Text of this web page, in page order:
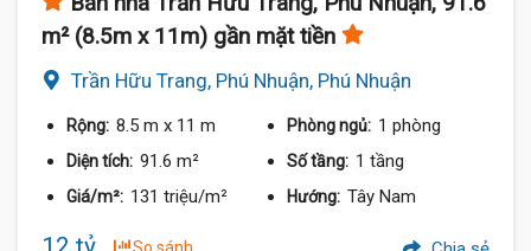
m² (8.5m x 11m) gần mặt tiền
Trần Hữu Trang, Phú Nhuận, Phú Nhuận
Rộng: 8.5 m x 11 m Phòng ngủ: 1 phòng
Diện tích: 91.6 m² Số tầng: 1 tầng
Giá/m²: 131 triệu/m² Hướng: Tây Nam